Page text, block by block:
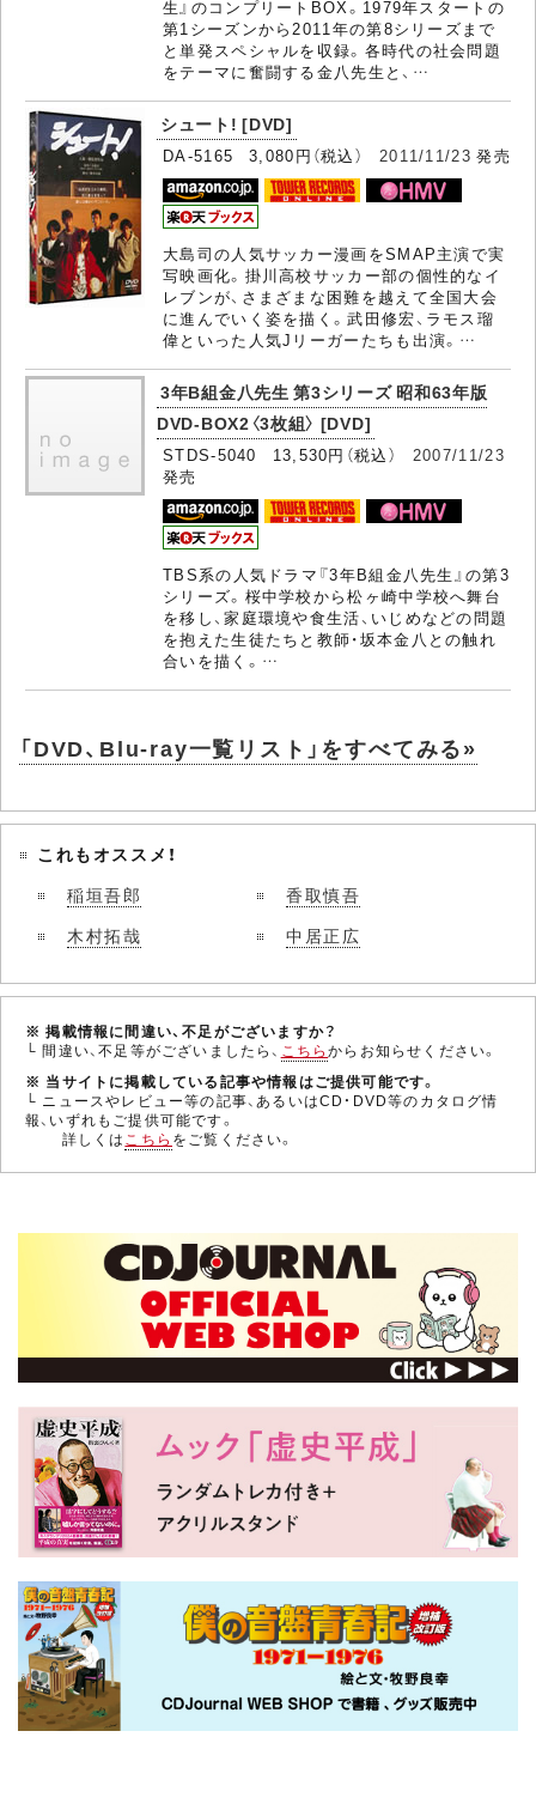
生』のコンプリートBOX。1979年スタートの
第1シーズンから2011年の第8シリーズまで
と単発スペシャルを収録。各時代の社会問題
をテーマに奮闘する金八先生と、…
シュート! [DVD]
DA-5165 3,080円（税込） 2011/11/23 発売
大島司の人気サッカー漫画をSMAP主演で実
写映画化。掛川高校サッカー部の個性的なイ
レブンが、さまざまな困難を越えて全国大会
に進んでいく姿を描く。武田修宏、ラモス瑠
偉といった人気Jリーガーたちも出演。…
3年B組金八先生 第3シリーズ 昭和63年版
DVD-BOX2〈3枚組〉 [DVD]
STDS-5040 13,530円（税込） 2007/11/23
発売
TBS系の人気ドラマ『3年B組金八先生』の第3
シリーズ。桜中学校から松ヶ崎中学校へ舞台
を移し、家庭環境や食生活、いじめなどの問題
を抱えた生徒たちと教師・坂本金八との触れ
合いを描く。…
「DVD、Blu-ray一覧リスト」をすべてみる»
これもオススメ！
稲垣吾郎
香取慎吾
木村拓哉
中居正広
※ 掲載情報に間違い、不足がございますか？
└ 間違い、不足等がございましたら、 こちらからお知らせください。
※ 当サイトに掲載している記事や情報はご提供可能です。
└ ニュースやレビュー等の記事、あるいはCD・DVD等のカタログ情
報、いずれもご提供可能です。
詳しくはこちら をご覧ください。